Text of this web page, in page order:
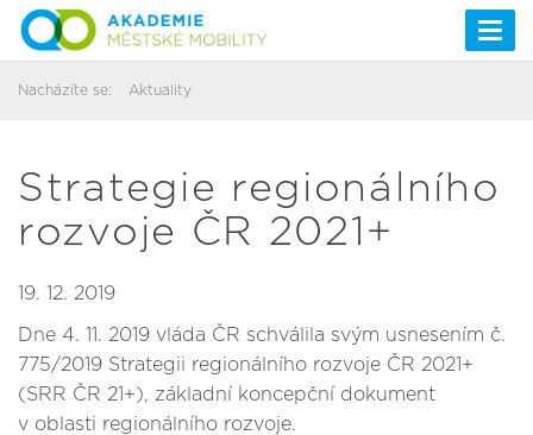
Nacházíte se: Aktuality
Strategie regionálního
rozvoje ČR 2021+
19. 12. 2019
Dne 4. 11. 2019 vláda ČR schválila svým usnesením č.
775/2019 Strategii regionálního rozvoje ČR 2021+
(SRR ČR 21+), základní koncepční dokument
v oblasti regionálního rozvoje.